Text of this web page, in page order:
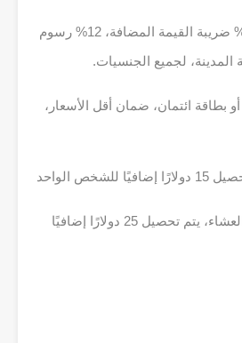
: 14% ضريبة القيمة المضافة، 12% رسوم
بطاقة ائتمان، ضمان أقل الأسعار،
الواحد
لتناول طعام الغداء أو العشاء، يتم تحصيل 25 دولارًا إضافيًا